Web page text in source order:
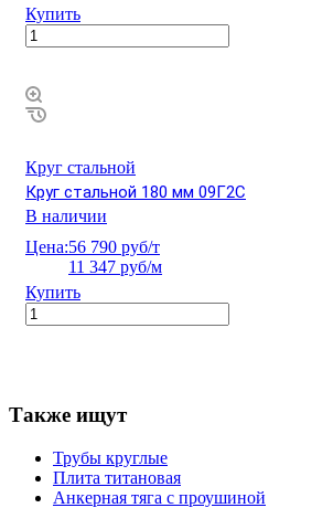
Купить
Круг стальной
Круг стальной 180 мм 09Г2С
В наличии
Цена:56 790 руб/т
11 347 руб/м
Купить
Также ищут
Трубы круглые
Плита титановая
Анкерная тяга с проушиной